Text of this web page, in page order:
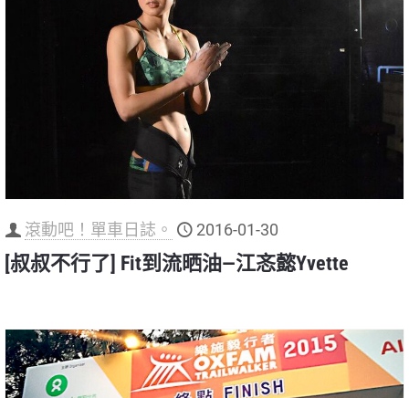
滾動吧！單車日誌。 2016-01-30
[叔叔不行了] Fit到流晒油—江忞懿Yvette